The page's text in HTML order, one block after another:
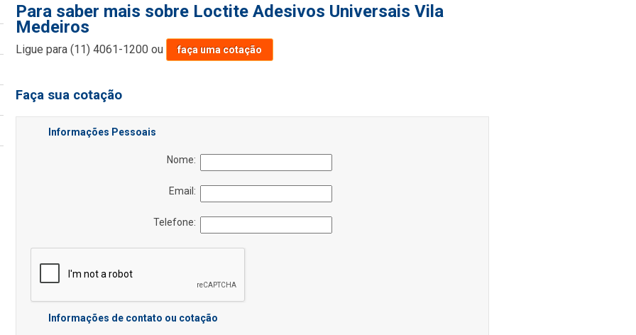
Para saber mais sobre Loctite Adesivos Universais Vila
Medeiros
Ligue para(11) 4061-1200 ou faça uma cotação
Faça sua cotação
Informações Pessoais
Nome:
Email:
Telefone:
Informações de contato ou cotação